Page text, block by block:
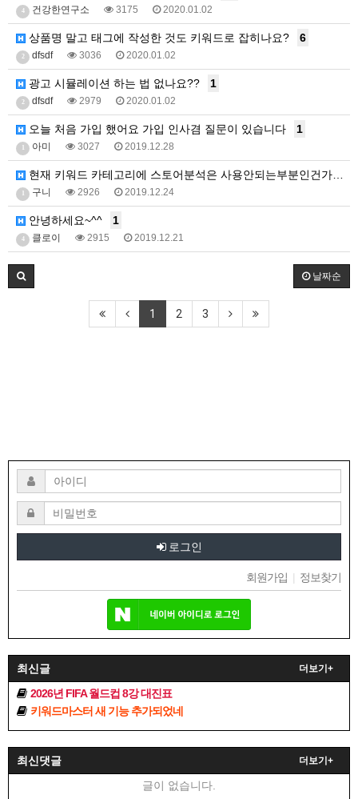
4 건강한연구소 3175 2020.01.02
상품명 말고 태그에 작성한 것도 키워드로 잡히나요? 6
2 dfsdf 3036 2020.01.02
광고 시뮬레이션 하는 법 없나요?? 1
2 dfsdf 2979 2020.01.02
오늘 처음 가입 했어요 가입 인사겸 질문이 있습니다 1
아미 3027 2019.12.28
현재 키워드 카테고리에 스토어분석은 사용안되는부분인건가…
구니 2926 2019.12.24
안녕하세요~^^ 1
4 클로이 2915 2019.12.21
날짜순
1 2 3
로그인
회원가입 | 정보찾기
최신글 더보기+
2026년 FIFA 월드컵 8강 대진표
키워드마스터 새 기능 추가되었네
최신댓글 더보기+
글이 없습니다.